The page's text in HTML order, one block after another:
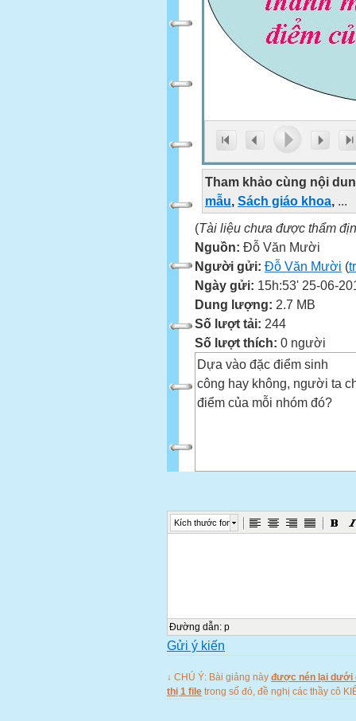
Tham khảo cùng nội
mẫu, Sách giáo khoa, ...
(Tài liệu chưa được thẩm
Nguồn: Đỗ Văn Mười
Người gửi: Đỗ Văn Mười (
Ngày gửi: 15h:53' 25-06-
Dung lượng: 2.7 MB
Số lượt tải: 244
Số lượt thích: 0 người
Dựa vào đặc điểm sinh
công hay không, người ta
điểm của mỗi nhóm đó?
Kích thước font
Đường dẫn: p
Gửi ý kiến
↓ CHÚ Ý: Bài giảng này được nén lại dưới
thị 1 file trong số đó, đề nghị các thầy cô